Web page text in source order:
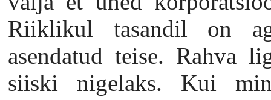
Riiklikul tasandil on
asendatud teise. Rahva
siiski nigelaks. Kui